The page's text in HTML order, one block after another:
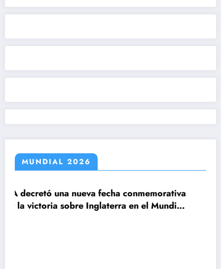
MUNDIAL 2026
conmemorativa
en el Mundial